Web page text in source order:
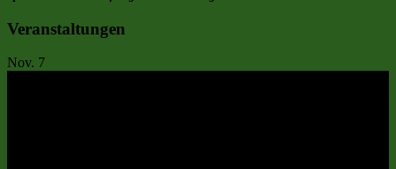
Veranstaltungen
Nov. 7